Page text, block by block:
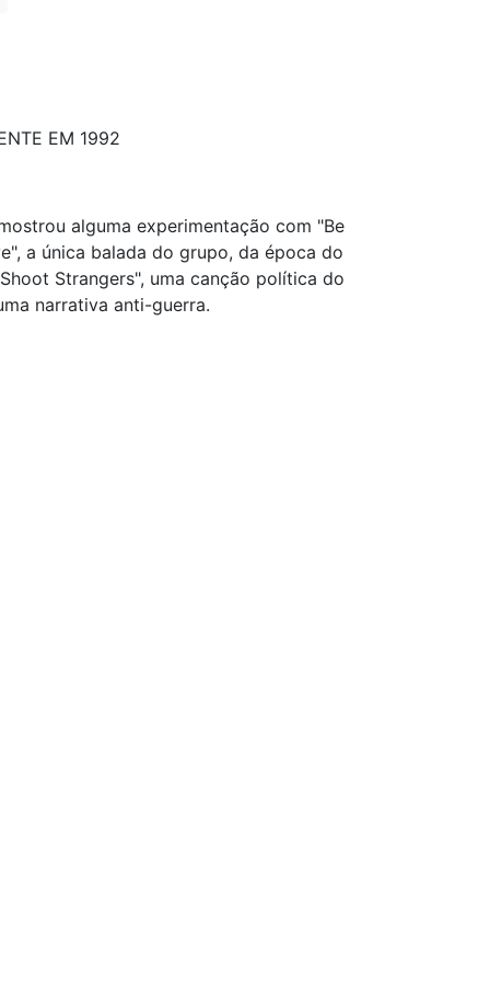
EM 1992
alguma experimentação com "Be
a única balada do grupo, da época do
Strangers", uma canção política do
narrativa anti-guerra.